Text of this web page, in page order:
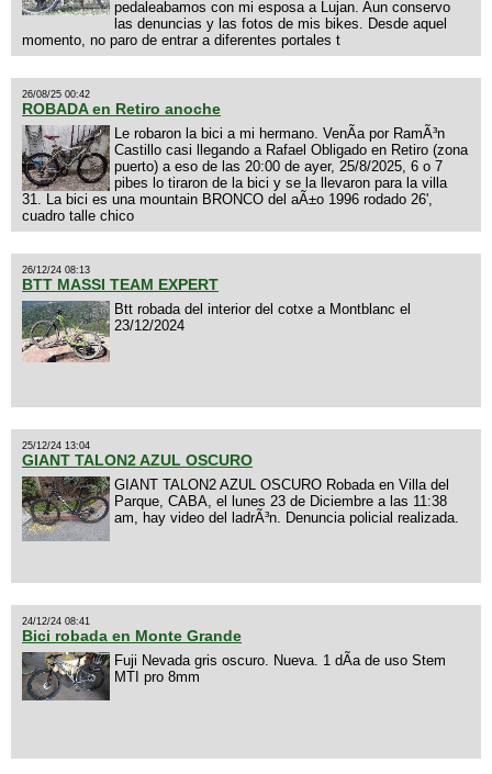
pedaleabamos con mi esposa a Lujan. Aun conservo
las denuncias y las fotos de mis bikes. Desde aquel
momento, no paro de entrar a diferentes portales t
26/08/25 00:42
ROBADA en Retiro anoche
Le robaron la bici a mi hermano. VenÃ­a por RamÃ³n
Castillo casi llegando a Rafael Obligado en Retiro (zona
puerto) a eso de las 20:00 de ayer, 25/8/2025, 6 o 7
pibes lo tiraron de la bici y se la llevaron para la villa
31. La bici es una mountain BRONCO del aÃ±o 1996 rodado 26',
cuadro talle chico
26/12/24 08:13
BTT MASSI TEAM EXPERT
Btt robada del interior del cotxe a Montblanc el
23/12/2024
25/12/24 13:04
GIANT TALON2 AZUL OSCURO
GIANT TALON2 AZUL OSCURO Robada en Villa del
Parque, CABA, el lunes 23 de Diciembre a las 11:38
am, hay video del ladrÃ³n. Denuncia policial realizada.
24/12/24 08:41
Bici robada en Monte Grande
Fuji Nevada gris oscuro. Nueva. 1 dÃ­a de uso Stem
MTI pro 8mm